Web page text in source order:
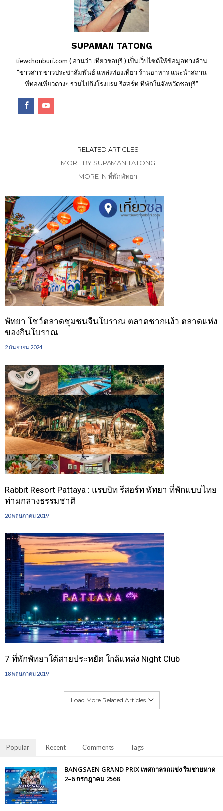
SUPAMAN TATONG
tiewchonburi.com ( อ่านว่า เที่ยวชลบุรี ) เป็นเว็บไซต์ให้ข้อมูลทางด้าน
“ข่าวสาร ข่าวประชาสัมพันธ์ แหล่งท่องเที่ยว ร้านอาหาร แนะนำสถาน
ที่ท่องเที่ยวต่างๆ รวมไปถึงโรงแรม รีสอร์ท ที่พักในจังหวัดชลบุรี”
RELATED ARTICLES
MORE BY SUPAMAN TATONG
MORE IN ที่พักพัทยา
พัทยา โชว์ตลาดชุมชนจีนโบราณ ตลาดชากแง้ว ตลาดแห่ง
ของกินโบราณ
2 กันยายน 2024
Rabbit Resort Pattaya : แรบบิท รีสอร์ท พัทยา ที่พักแบบไทย
ท่ามกลางธรรมชาติ
20 พฤษภาคม 2019
7 ที่พักพัทยาใต้สายประหยัด ใกล้แหล่ง Night Club
18 พฤษภาคม 2019
Load More Related Articles
Popular Recent Comments Tags
BANGSAEN GRAND PRIX เทศกาลรถแข่ง ริมชายหาด
2–6 กรกฎาคม 2568